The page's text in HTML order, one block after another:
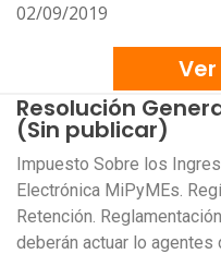
02/09/2019
Resolución
(Sin publicar)
Impuesto Sobre los
Electrónica MiPyMEs.
Retención.
deberán actuar lo agentes